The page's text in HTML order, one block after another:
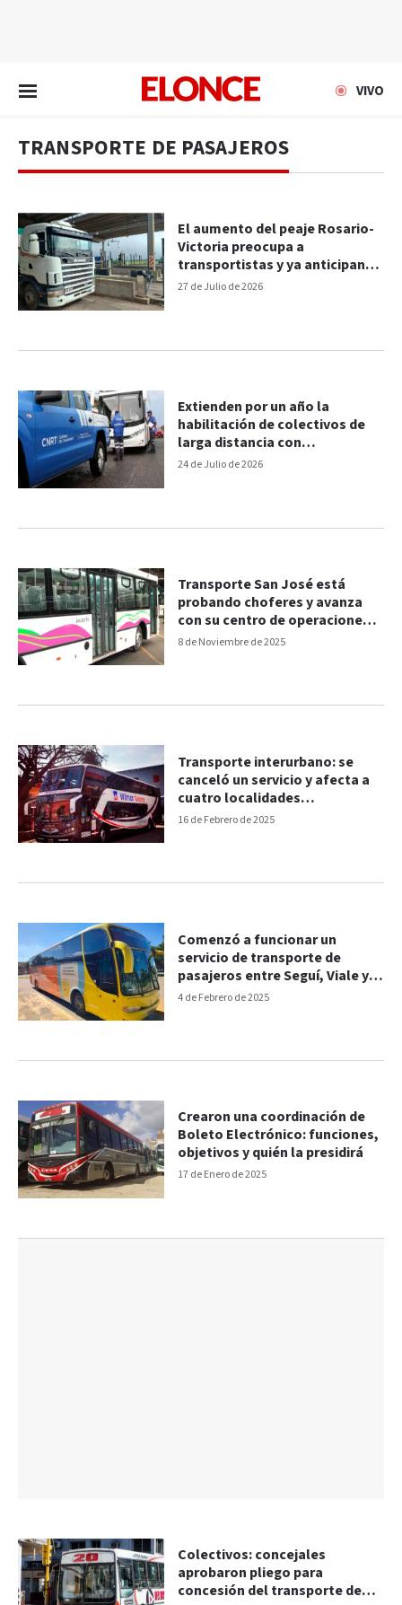
VIVO
TRANSPORTE DE PASAJEROS
27 de Julio de 2026
El aumento del peaje Rosario-
Victoria preocupa a
transportistas y ya anticipan
subas en las tarifas
24 de Julio de 2026
Extienden por un año la
habilitación de colectivos de
larga distancia con
determinada antigüedad
8 de Noviembre de 2025
Transporte San José está
probando choferes y avanza
con su centro de operaciones
en Paraná
16 de Febrero de 2025
Transporte interurbano: se
canceló un servicio y afecta a
cuatro localidades
entrerrianas
4 de Febrero de 2025
Comenzó a funcionar un
servicio de transporte de
pasajeros entre Seguí, Viale y
Paraná
17 de Enero de 2025
Crearon una coordinación de
Boleto Electrónico: funciones,
objetivos y quién la presidirá
Colectivos: concejales
aprobaron pliego para
concesión del transporte de